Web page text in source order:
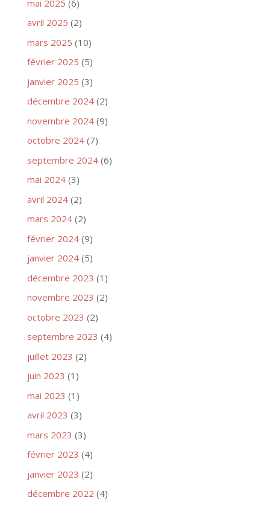
mai 2025 (6)
avril 2025 (2)
mars 2025 (10)
février 2025 (5)
janvier 2025 (3)
décembre 2024(2)
novembre 2024(9)
octobre 2024(7)
septembre 2024(6)
mai 2024(3)
avril 2024(2)
mars 2024(2)
février 2024(9)
janvier 2024(5)
décembre 2023 (1)
novembre 2023 (2)
octobre 2023 (2)
septembre 2023 (4)
juillet 2023 (2)
juin 2023 (1)
mai 2023 (1)
avril 2023 (3)
mars 2023 (3)
février 2023 (4)
janvier 2023 (2)
décembre 2022 (4)